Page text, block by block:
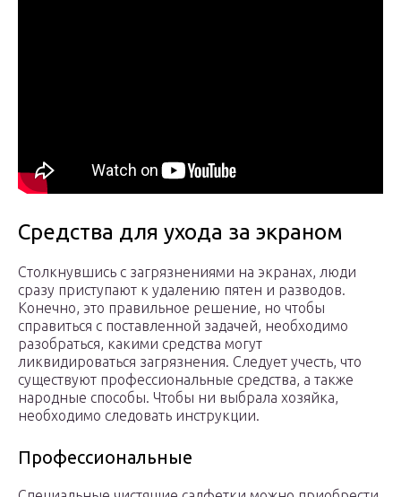
Средства для ухода за экраном
Столкнувшись с загрязнениями на экранах, люди
сразу приступают к удалению пятен и разводов.
Конечно, это правильное решение, но чтобы
справиться с поставленной задачей, необходимо
разобраться, какими средства могут
ликвидироваться загрязнения. Следует учесть, что
существуют профессиональные средства, а также
народные способы. Чтобы ни выбрала хозяйка,
необходимо следовать инструкции.
Профессиональные